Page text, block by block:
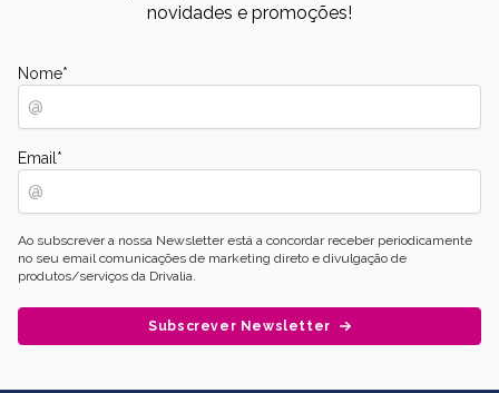
novidades e promoções!
Nome*
Email *
Ao subscrever a nossa Newsletter está a concordar receber periodicamente
no seu email comunicações de marketing direto e divulgação de
produtos/serviços da Drivalia.
Subscrever Newsletter